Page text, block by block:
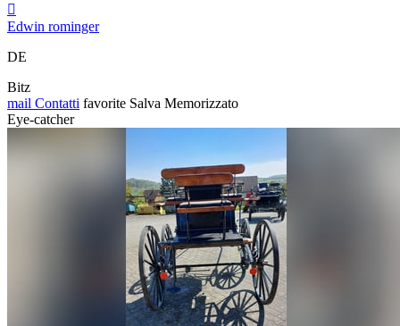

Edwin rominger
DE
Bitz
mail Contatti favorite Salva Memorizzato
Eye-catcher